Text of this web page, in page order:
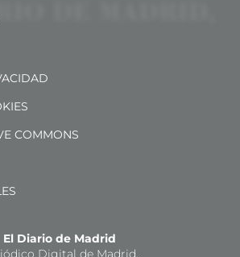
COMMONS
El Diario de Madrid
Digital de Madrid.